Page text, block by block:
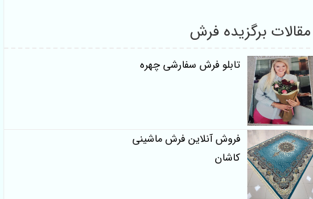
برگزیده فرش
تابلو فرش سفارشی چهره
فروش آنلاین فرش ماشینی
کاشان